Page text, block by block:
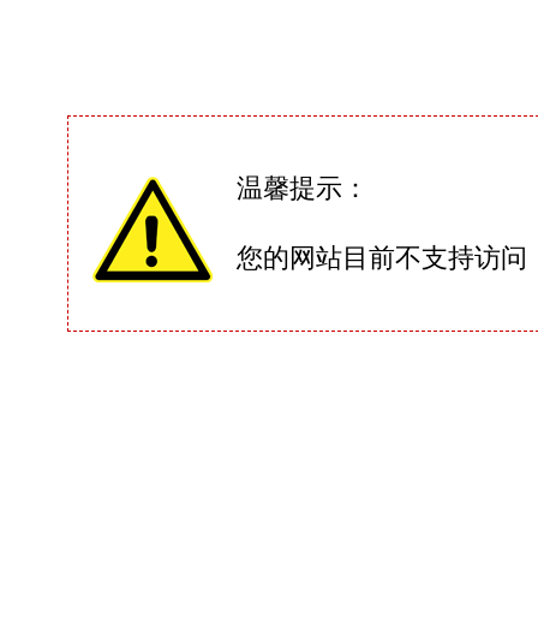
温馨提示：
您的网站目前不支持访